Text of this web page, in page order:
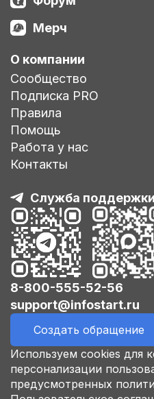
Мерч
О компании
Сообщество
Подписка PRO
Правила
Помощь
Работа у нас
Контакты
Служба поддержки
8-800-555-52-56
support@infostart.ru
Создать обращение
Используем cookies для
персонализации
предусмотренных